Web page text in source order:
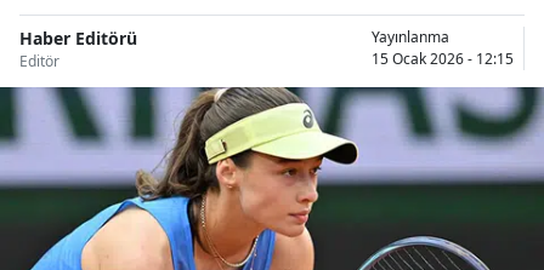
Haber Editörü
Editör
Yayınlanma
15 Ocak 2026 - 12:15